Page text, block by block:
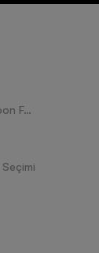
Krampon Nasıl Seçilir? FG ve AG Krampon Farkları Nelerdir?
Seçimi